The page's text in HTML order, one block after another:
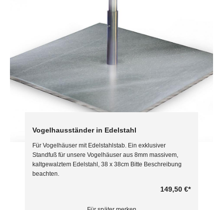
Vogelhausständer in Edelstahl
Für Vogelhäuser mit Edelstahlstab. Ein exklusiver
Standfuß für unsere Vogelhäuser aus 8mm massivem,
kaltgewalztem Edelstahl, 38 x 38cm Bitte Beschreibung
beachten.
149,50 €*